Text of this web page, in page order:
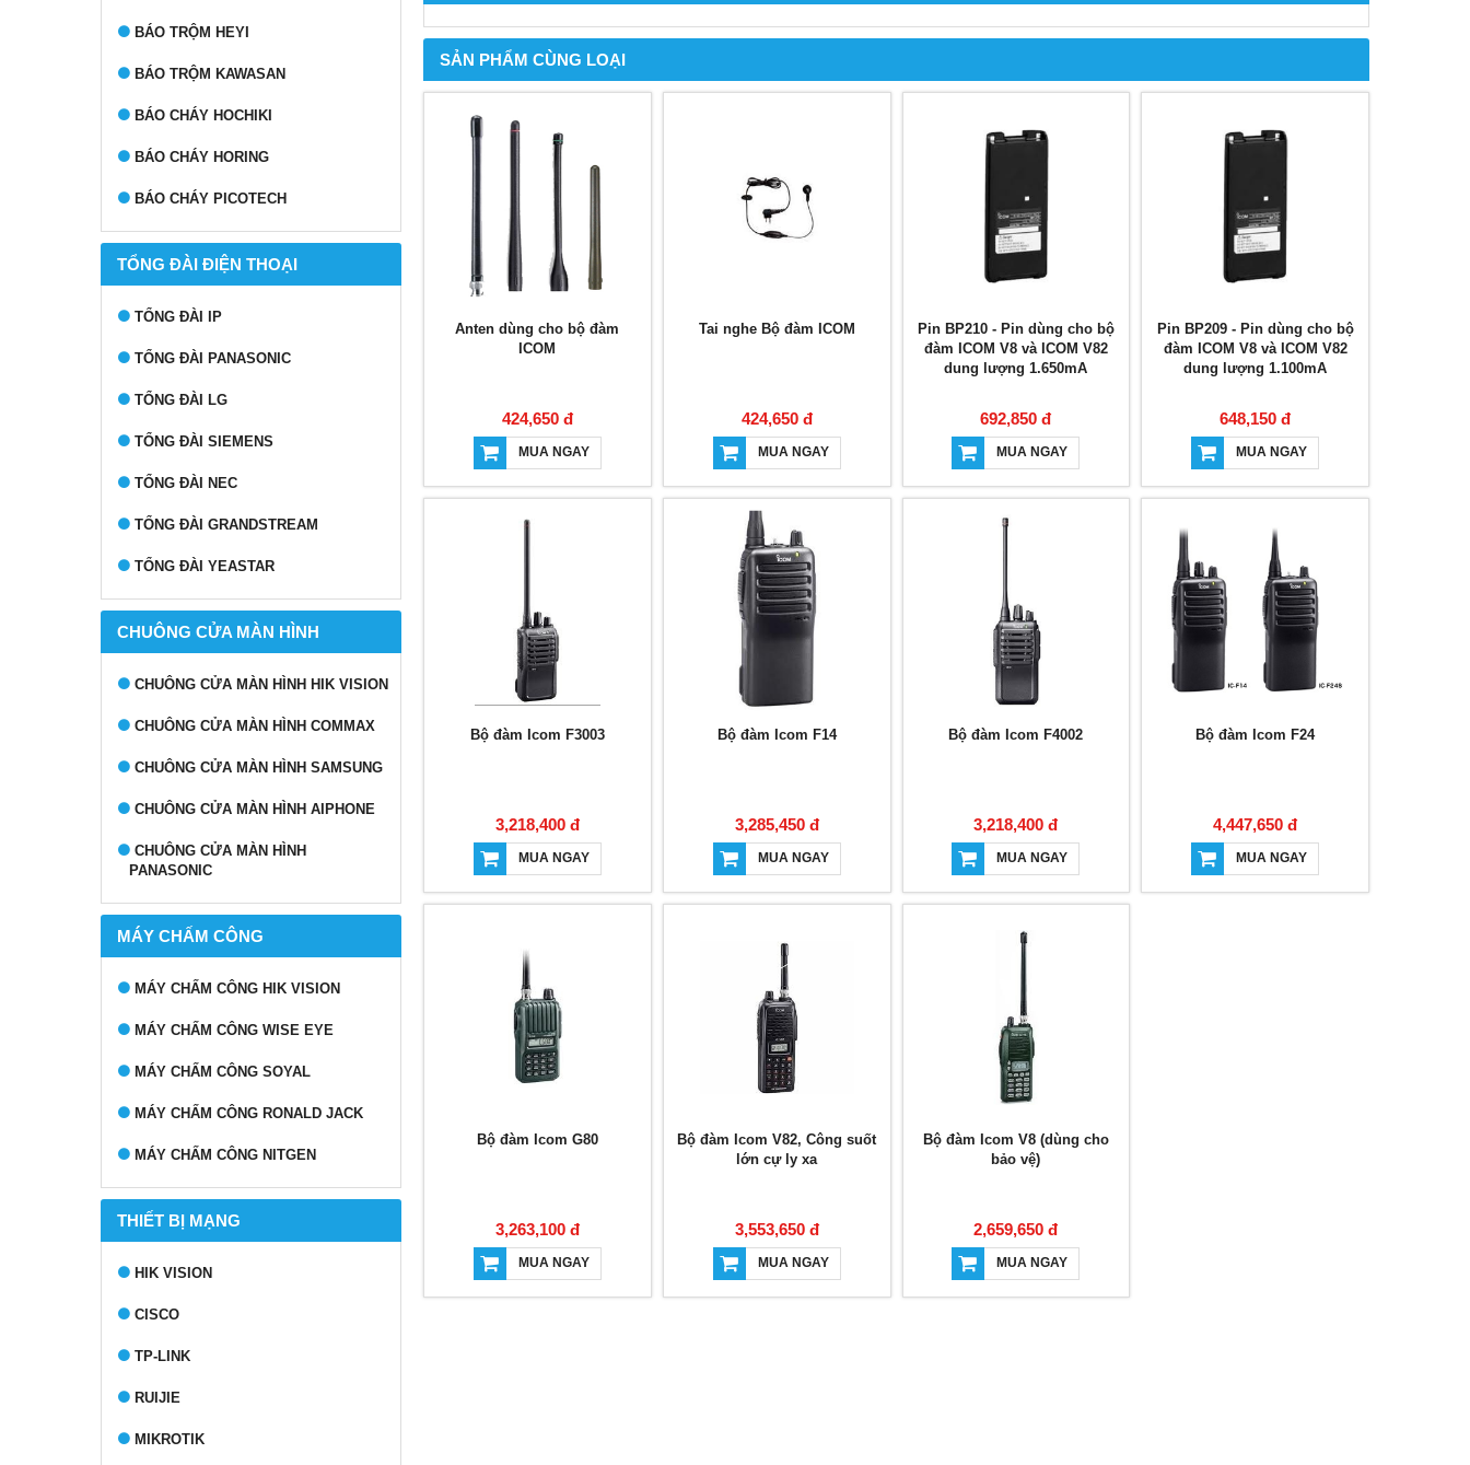
BÁO TRỘM HEYI
BÁO TRỘM KAWASAN
BÁO CHÁY HOCHIKI
BÁO CHÁY HORING
BÁO CHÁY PICOTECH
TỔNG ĐÀI ĐIỆN THOẠI
TỔNG ĐÀI IP
TỔNG ĐÀI PANASONIC
TỔNG ĐÀI LG
TỔNG ĐÀI SIEMENS
TỔNG ĐÀI NEC
TỔNG ĐÀI GRANDSTREAM
TỔNG ĐÀI YEASTAR
CHUÔNG CỬA MÀN HÌNH
CHUÔNG CỬA MÀN HÌNH HIK VISION
CHUÔNG CỬA MÀN HÌNH COMMAX
CHUÔNG CỬA MÀN HÌNH SAMSUNG
CHUÔNG CỬA MÀN HÌNH AIPHONE
CHUÔNG CỬA MÀN HÌNH
PANASONIC
MÁY CHẤM CÔNG
MÁY CHẤM CÔNG HIK VISION
MÁY CHẤM CÔNG WISE EYE
MÁY CHẤM CÔNG SOYAL
MÁY CHẤM CÔNG RONALD JACK
MÁY CHẤM CÔNG NITGEN
THIẾT BỊ MẠNG
HIK VISION
CISCO
TP-LINK
RUIJIE
MIKROTIK
SẢN PHẨM CÙNG LOẠI
Anten dùng cho bộ đàm
ICOM
424,650 đ
MUA NGAY
Tai nghe Bộ đàm ICOM
424,650 đ
MUA NGAY
Pin BP210 - Pin dùng cho bộ
đàm ICOM V8 và ICOM V82
dung lượng 1.650mA
692,850 đ
MUA NGAY
Pin BP209 - Pin dùng cho bộ
đàm ICOM V8 và ICOM V82
dung lượng 1.100mA
648,150 đ
MUA NGAY
Bộ đàm Icom F3003
3,218,400 đ
MUA NGAY
Bộ đàm Icom F14
3,285,450 đ
MUA NGAY
Bộ đàm Icom F4002
3,218,400 đ
MUA NGAY
Bộ đàm Icom F24
4,447,650 đ
MUA NGAY
Bộ đàm Icom G80
3,263,100 đ
MUA NGAY
Bộ đàm Icom V82, Công suốt
lớn cự ly xa
3,553,650 đ
MUA NGAY
Bộ đàm Icom V8 (dùng cho
bảo vệ)
2,659,650 đ
MUA NGAY